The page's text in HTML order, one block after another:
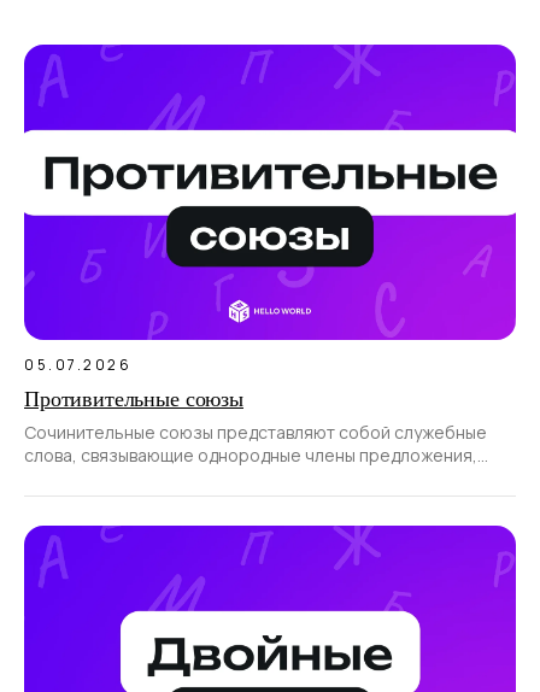
05.07.2026
Противительные союзы
Сочинительные союзы представляют собой служебные
слова, связывающие однородные члены предложения,